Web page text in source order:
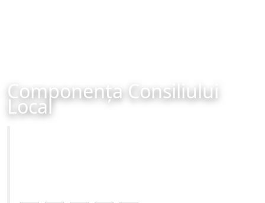
Componența Consiliului
Local